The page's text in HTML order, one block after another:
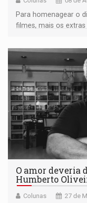
Para homenagear o
filmes, mais os
O amor deveria
Humberto
Colunas 27 de